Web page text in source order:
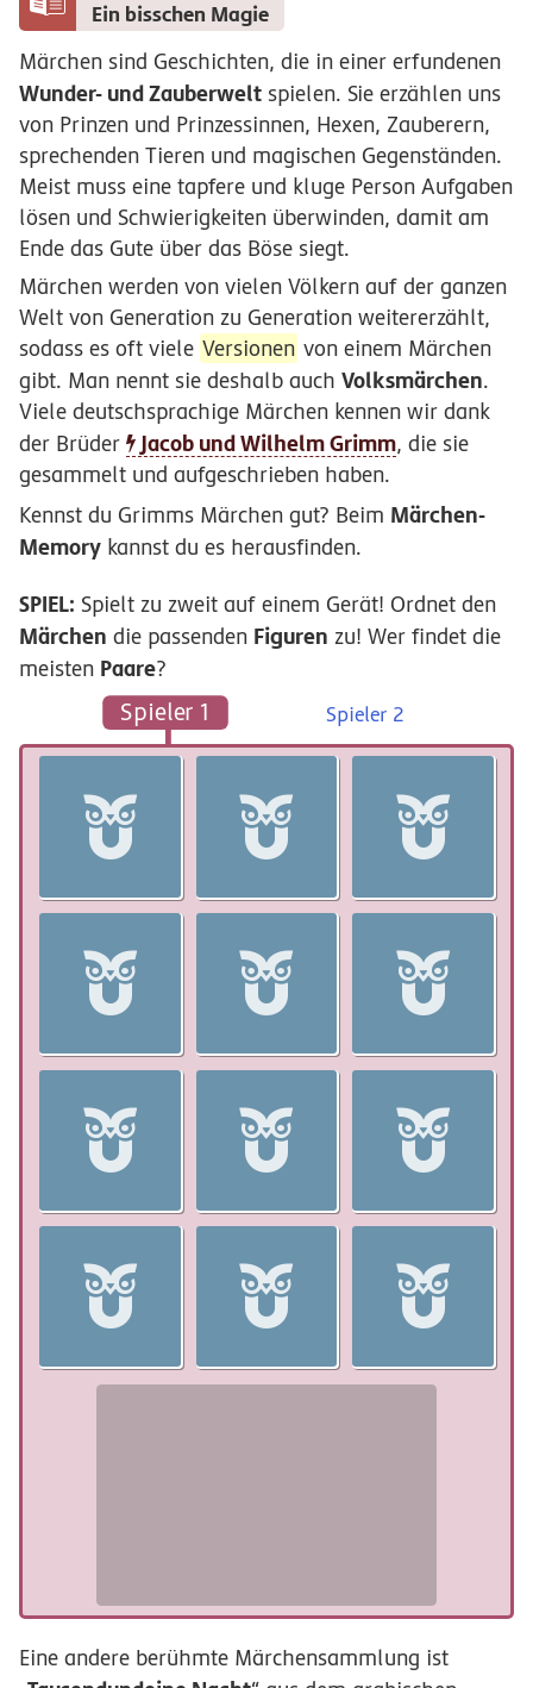
Ein bisschen Magie
Märchen sind Geschichten, die in einer erfundenen
Wunder- und Zauberwelt spielen. Sie erzählen uns
von Prinzen und Prinzessinnen, Hexen, Zauberern,
sprechenden Tieren und magischen Gegenständen.
Meist muss eine tapfere und kluge Person Aufgaben
lösen und Schwierigkeiten überwinden, damit am
Ende das Gute über das Böse siegt.
Märchen werden von vielen Völkern auf der ganzen
Welt von Generation zu Generation weitererzählt,
sodass es oft viele Versionen von einem Märchen
gibt. Man nennt sie deshalb auch Volksmärchen.
Viele deutschsprachige Märchen kennen wir dank
der Brüder
Jacob und Wilhelm Grimm, die sie
gesammelt und aufgeschrieben haben.
Kennst du Grimms Märchen gut? Beim Märchen-
Memory kannst du es herausfinden.
SPIEL: Spielt zu zweit auf einem Gerät! Ordnet den
Märchen die passenden Figuren zu! Wer findet die
meisten Paare?
Spieler 1 Spieler 2
Aschenputtel
Hänsel und
Gretel
Rotkäppchen
Schneewittchen
Das tapfere
Schneiderlein
Frau Holle
Eine andere berühmte Märchensammlung ist